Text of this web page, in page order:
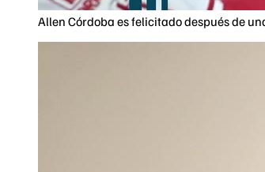
Allen Córdoba es felicitado después de